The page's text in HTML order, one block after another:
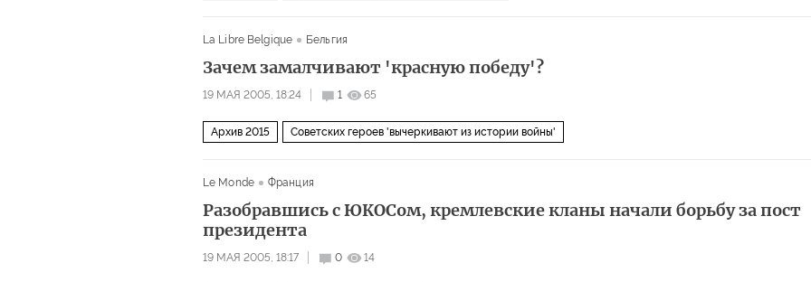
La Libre Belgique Бельгия
Зачем замалчивают 'красную победу'?
19 МАЯ 2005, 18:24 1 65
Архив 2015 Советских героев 'вычеркивают из истории войны'
Le Monde Франция
Разобравшись с ЮКОСом, кремлевские кланы начали борьбу за пост
президента
19 МАЯ 2005, 18:17 0 14